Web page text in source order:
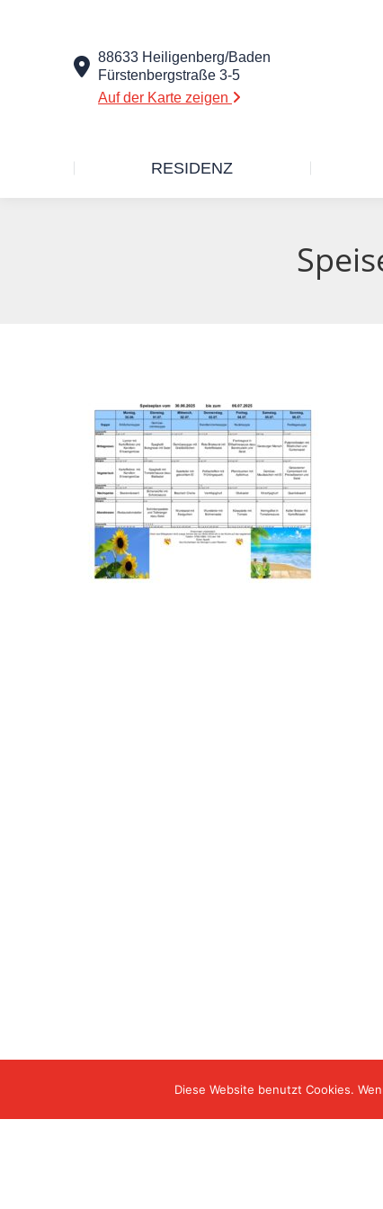
88633 Heiligenberg/Baden
Fürstenbergstraße 3-5
Auf der Karte zeigen
RESIDENZ
©Herzogin Luisen Residenz - Betreutes Wohnen
Diese Website benutzt Cookies.